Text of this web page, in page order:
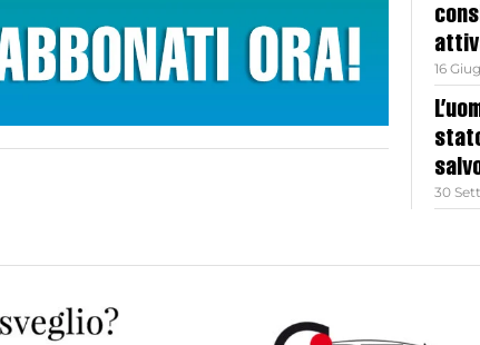
16
30